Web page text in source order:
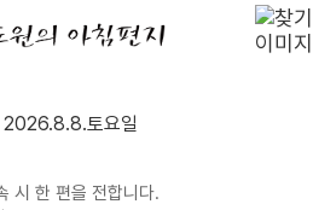
2026.8.8.토요일
시 한 편을 전합니다.